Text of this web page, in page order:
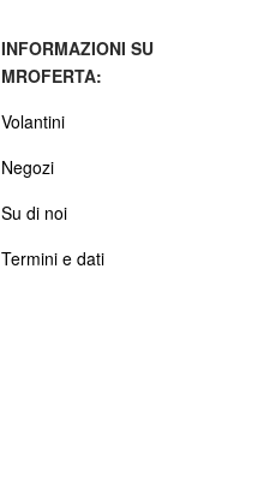
INFORMAZIONI SU
MROFERTA:
Volantini
Negozi
Su di noi
Termini e dati